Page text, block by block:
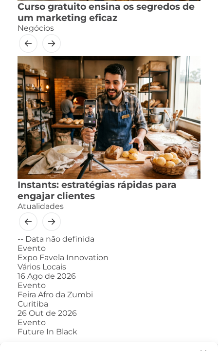
Curso gratuito ensina os segredos de
um marketing eficaz
Negócios
Instants: estratégias rápidas para
engajar clientes
Atualidades
-- Data não definida
Evento
Expo Favela Innovation
Vários Locais
16 Ago de 2026
Evento
Feira Afro da Zumbi
Curitiba
26 Out de 2026
Evento
Future In Black